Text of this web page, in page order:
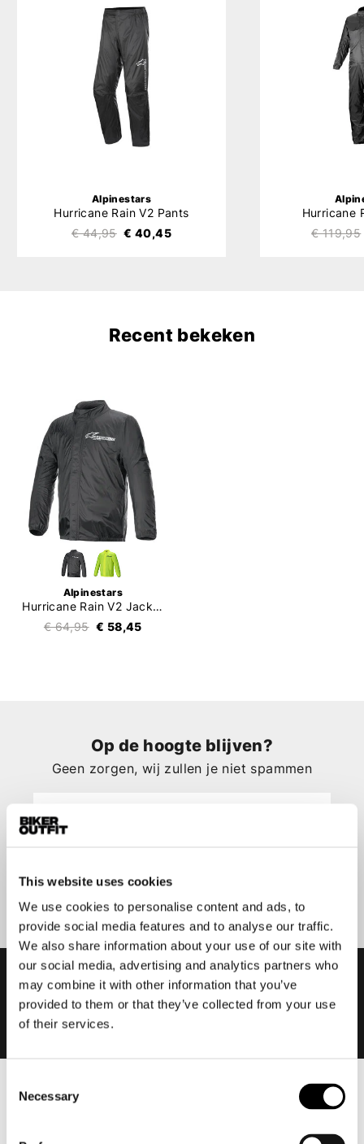
This website uses cookies
We use cookies to personalise content and ads, to
provide social media features and to analyse our traffic.
We also share information about your use of our site with
our social media, advertising and analytics partners who
may combine it with other information that you’ve
provided to them or that they’ve collected from your use
of their services.
Selection
Necessary
Alpinestars
Hurricane Rain V2 Pants
€ 44,95 € 40,45
Hurricane
€ 119,95
Recent bekeken
Alpinestars
Hurricane Rain V2 Jacket
€ 64,95 € 58,45
Op de hoogte blijven?
Geen zorgen, wij zullen je niet spammen
Aanmelden
Heren